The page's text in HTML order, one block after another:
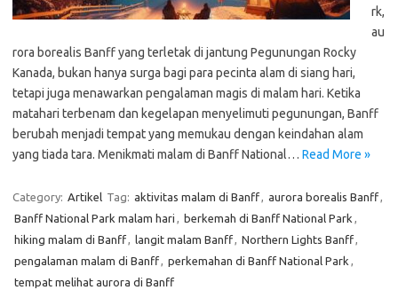
rk,
au
rora borealis Banff yang terletak di jantung Pegunungan Rocky
Kanada, bukan hanya surga bagi para pecinta alam di siang hari,
tetapi juga menawarkan pengalaman magis di malam hari. Ketika
matahari terbenam dan kegelapan menyelimuti pegunungan, Banff
berubah menjadi tempat yang memukau dengan keindahan alam
yang tiada tara. Menikmati malam di Banff National… Read More »
Category: Artikel Tag: aktivitas malam di Banff, aurora borealis Banff,
Banff National Park malam hari , berkemah di Banff National Park ,
hiking malam di Banff, langit malam Banff, Northern Lights Banff,
pengalaman malam di Banff, perkemahan di Banff National Park ,
tempat melihat aurora di Banff